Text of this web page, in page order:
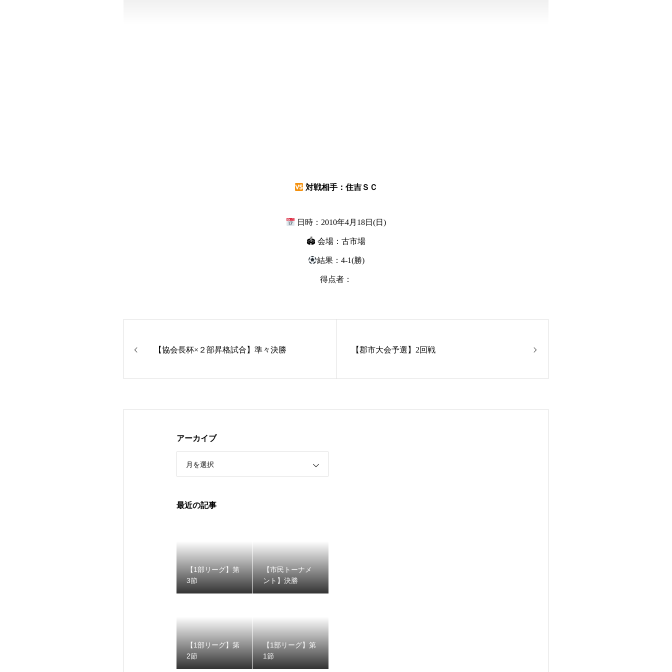
対戦相手：住吉ＳＣ
日時：2010年4月18日(日)
🏟 会場：古市場
結果：4-1(勝)
得点者：
【協会長杯×２部昇格試合】準々決勝 【郡市大会予選】2回戦
アーカイブ
月を選択
最近の記事
【1部リーグ】第
3節
【市民トーナメ
ント】決勝
【1部リーグ】第
2節
【1部リーグ】第
1節